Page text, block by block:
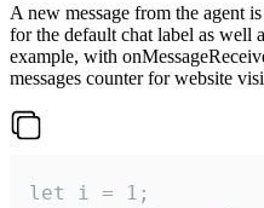
A new message from the agent
for the default chat label as well
example, with
messages counter for website
let i = 1;